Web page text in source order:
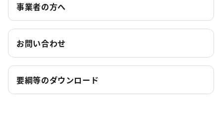
事業者の方へ
お問い合わせ
要綱等のダウンロード